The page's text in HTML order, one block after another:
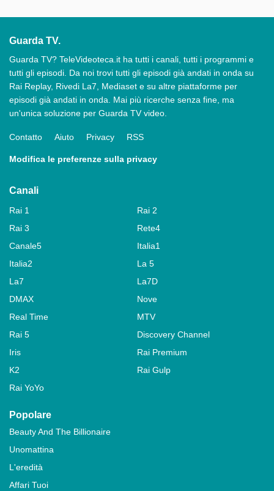
Guarda TV.
Guarda TV? TeleVideoteca.it ha tutti i canali, tutti i programmi e
tutti gli episodi. Da noi trovi tutti gli episodi già andati in onda su
Rai Replay, Rivedi La7, Mediaset e su altre piattaforme per
episodi già andati in onda. Mai più ricerche senza fine, ma
un'unica soluzione per Guarda TV video.
Contatto Aiuto Privacy RSS
Modifica le preferenze sulla privacy
Canali
Rai 1
Rai 2
Rai 3
Rete4
Canale5
Italia1
Italia2
La 5
La7
La7D
DMAX
Nove
Real Time
MTV
Rai 5
Discovery Channel
Iris
Rai Premium
K2
Rai Gulp
Rai YoYo
Popolare
Beauty And The Billionaire
Unomattina
L'eredità
Affari Tuoi